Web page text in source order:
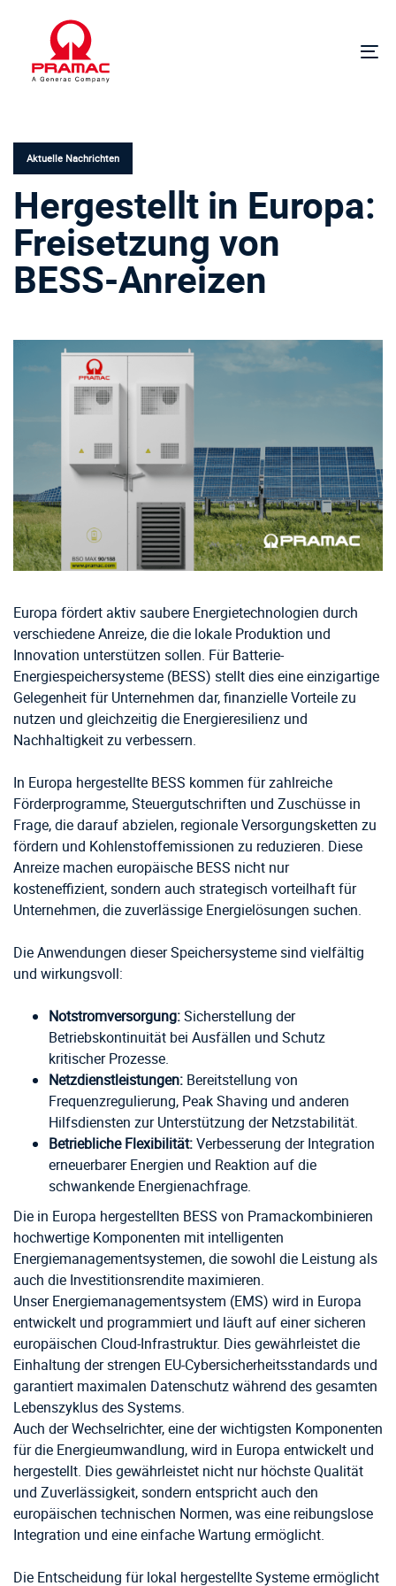
überspringen
Hauptnavigation
springen
Aktuelle Nachrichten
Hergestellt in Europa:
Freisetzung von
BESS-Anreizen
Europa fördert aktiv saubere Energietechnologien durch
verschiedene Anreize, die die lokale Produktion und
Innovation unterstützen sollen. Für Batterie-
Energiespeichersysteme (BESS) stellt dies eine einzigartige
Gelegenheit für Unternehmen dar, finanzielle Vorteile zu
nutzen und gleichzeitig die Energieresilienz und
Nachhaltigkeit zu verbessern.
In Europa hergestellte BESS kommen für zahlreiche
Förderprogramme, Steuergutschriften und Zuschüsse in
Frage, die darauf abzielen, regionale Versorgungsketten zu
fördern und Kohlenstoffemissionen zu reduzieren. Diese
Anreize machen europäische BESS nicht nur
kosteneffizient, sondern auch strategisch vorteilhaft für
Unternehmen, die zuverlässige Energielösungen suchen.
Die Anwendungen dieser Speichersysteme sind vielfältig
und wirkungsvoll:
Notstromversorgung:Sicherstellung der
Betriebskontinuität bei Ausfällen und Schutz
kritischer Prozesse.
Netzdienstleistungen: Bereitstellung von
Frequenzregulierung, Peak Shaving und anderen
Hilfsdiensten zur Unterstützung der Netzstabilität.
Betriebliche Flexibilität:Verbesserung der Integration
erneuerbarer Energien und Reaktion auf die
schwankende Energienachfrage.
Die in Europa hergestellten BESS von Pramackombinieren
hochwertige Komponenten mit intelligenten
Energiemanagementsystemen, die sowohl die Leistung als
auch die Investitionsrendite maximieren.
Unser Energiemanagementsystem (EMS) wird in Europa
entwickelt und programmiert und läuft auf einer sicheren
europäischen Cloud-Infrastruktur. Dies gewährleistet die
Einhaltung der strengen EU-Cybersicherheitsstandards und
garantiert maximalen Datenschutz während des gesamten
Lebenszyklus des Systems.
Auch der Wechselrichter, eine der wichtigsten Komponenten
für die Energieumwandlung, wird in Europa entwickelt und
hergestellt. Dies gewährleistet nicht nur höchste Qualität
und Zuverlässigkeit, sondern entspricht auch den
europäischen technischen Normen, was eine reibungslose
Integration und eine einfache Wartung ermöglicht.
Die Entscheidung für lokal hergestellte Systeme ermöglicht